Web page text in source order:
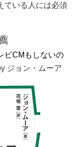
ている人には必須
ビCMもしないの
ジョン・ムーア